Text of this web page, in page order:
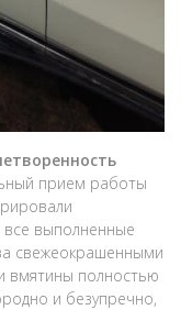
прием работы
выполненные
свежеокрашенными
вмятины полностью
и безупречно,